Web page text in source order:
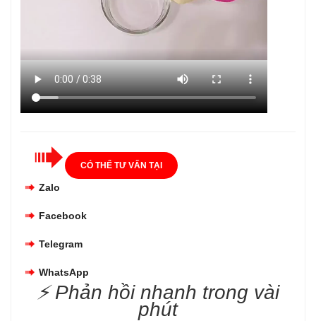
CÓ THỂ TƯ VẤN TẠI
Zalo
Facebook
Telegram
WhatsApp
⚡ Phản hồi nhanh trong vài
phút